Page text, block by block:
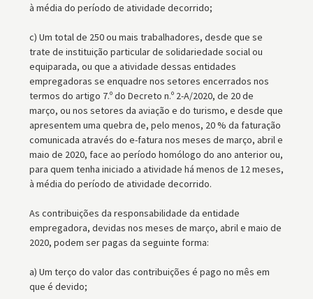
à média do período de atividade decorrido;
c) Um total de 250 ou mais trabalhadores, desde que se
trate de instituição particular de solidariedade social ou
equiparada, ou que a atividade dessas entidades
empregadoras se enquadre nos setores encerrados nos
termos do artigo 7.º do Decreto n.º 2-A/2020, de 20 de
março, ou nos setores da aviação e do turismo, e desde que
apresentem uma quebra de, pelo menos, 20 % da faturação
comunicada através do e-fatura nos meses de março, abril e
maio de 2020, face ao período homólogo do ano anterior ou,
para quem tenha iniciado a atividade há menos de 12 meses,
à média do período de atividade decorrido.
As contribuições da responsabilidade da entidade
empregadora, devidas nos meses de março, abril e maio de
2020, podem ser pagas da seguinte forma:
a) Um terço do valor das contribuições é pago no mês em
que é devido;